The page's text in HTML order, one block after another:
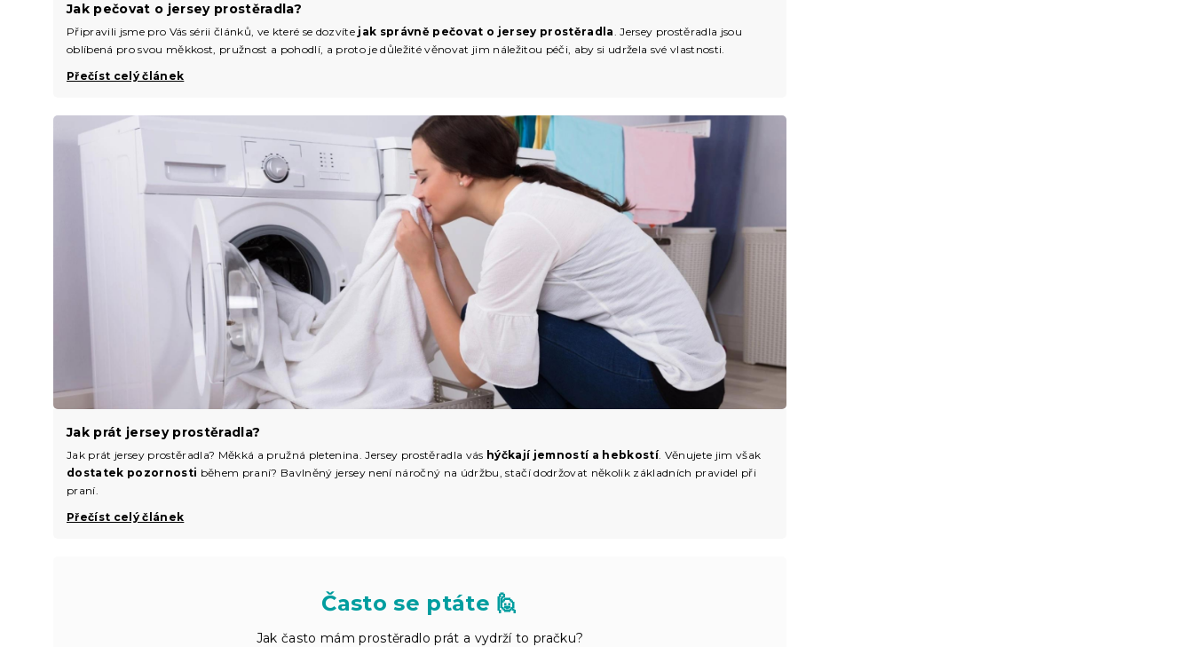
Jak prát jersey prostěradla?
Jak prát jersey prostěradla? Měkká a pružná pletenina. Jersey prostěradla vás hýčkají jemností a hebkostí. Věnujete jim však
dostatek pozornosti během praní? Bavlněný jersey není náročný na údržbu, stačí dodržovat několik základních pravidel při
praní.
Přečíst celý článek
Jak pečovat o jersey prostěradla?
Připravili jsme pro Vás sérii článků, ve které se dozvíte jak správně pečovat o jersey prostěradla. Jersey prostěradla jsou
oblíbená pro svou měkkost, pružnost a pohodlí, a proto je důležité věnovat jim náležitou péči, aby si udržela své vlastnosti.
Přečíst celý článek
Často se ptáte 🙋
Jak často mám prostěradlo prát a vydrží to pračku?